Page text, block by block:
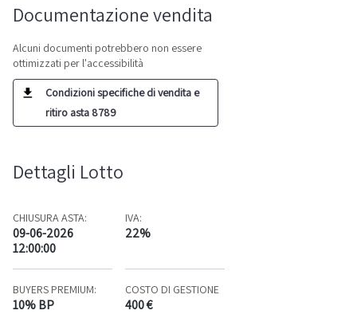
Documentazione vendita
Alcuni documenti potrebbero non essere
ottimizzati per l'accessibilità
Condizioni specifiche di vendita e
ritiro asta 8789
Dettagli Lotto
CHIUSURA ASTA:
09-06-2026
12:00:00
IVA:
22%
BUYERS PREMIUM:
10% BP
COSTO DI GESTIONE
400 €